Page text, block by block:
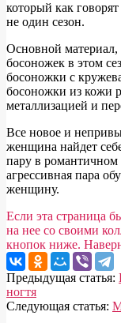
который как
не один сезон.
Основной материал,
босоножек в этом
босоножки с
босоножки из кожи
металлизацией и
Все новое и
женщина найдет
пару в романтичном
агрессивная пара
женщину.
Если эта страница
на нее со своими
кнопок ниже.
2023-
08-
14
Предыдущая статья:
ногтя
Следующая статья: